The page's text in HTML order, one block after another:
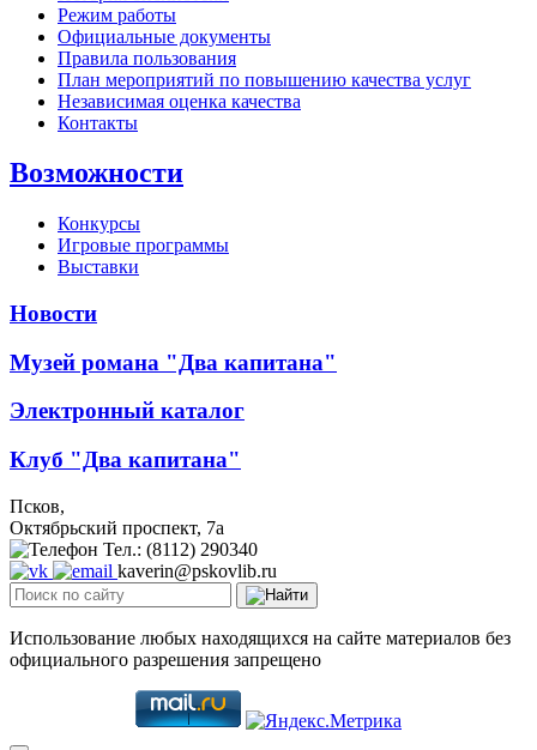
Режим работы
Официальные документы
Правила пользования
План мероприятий по повышению качества услуг
Независимая оценка качества
Контакты
Возможности
Конкурсы
Игровые программы
Выставки
Новости
Музей романа "Два капитана"
Электронный каталог
Клуб "Два капитана"
Псков,
Октябрьский проспект, 7a
Тел.: (8112) 290340
kaverin@pskovlib.ru
Использование любых находящихся на сайте материалов без
официального разрешения запрещено